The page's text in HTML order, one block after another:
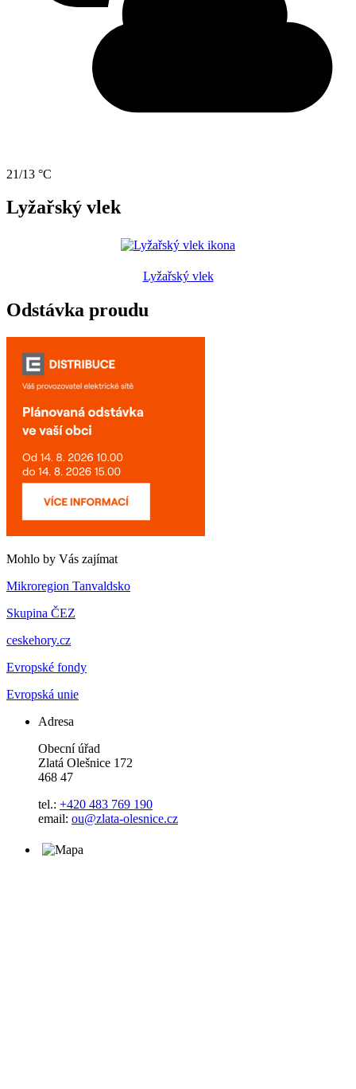
21/13 °C
Lyžařský vlek
Lyžařský vlek
Odstávka proudu
Mohlo by Vás zajímat
Mikroregion Tanvaldsko
Skupina ČEZ
ceskehory.cz
Evropské fondy
Evropská unie
Adresa
Obecní úřad
Zlatá Olešnice 172
468 47
tel.: +420 483 769 190
email: ou@zlata-olesnice.cz